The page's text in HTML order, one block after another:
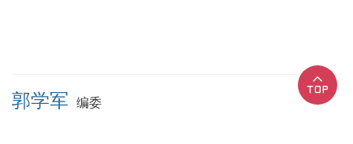
郭学军 编委